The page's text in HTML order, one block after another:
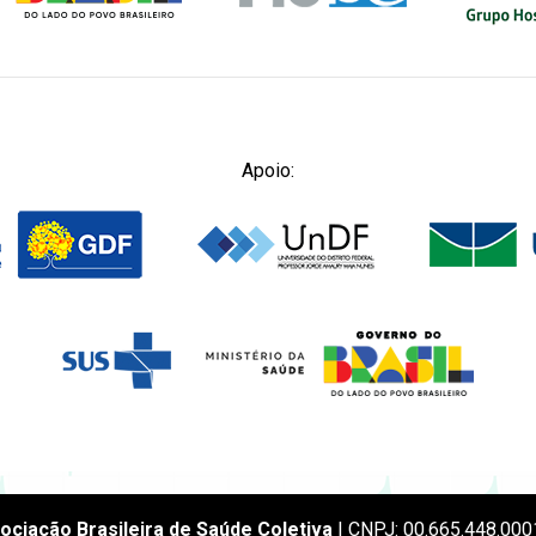
Apoio:
Brasileira de Saúde Coletiva| CNPJ: